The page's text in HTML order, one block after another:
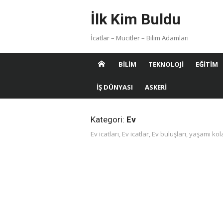
İlk Kim Buldu
İcatlar – Mucitler – Bilim Adamları
BILIM TEKNOLOJI EĞITIM
İŞ DÜNYASI ASKERI
Kategori: Ev
Ev icatları, Ev icatlar, Ev buluşları, yaşamı